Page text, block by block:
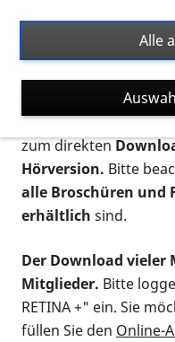
Ort. Nutzen Sie den
nach Flyern und
suchen. Die meisten
verschiedenen
postalischen
zum direkten
Hörversion. Bitte
alle Broschüren und
erhältlich sind.
Der Download vieler
Mitglieder. Bitte
RETINA +" ein. Sie
füllen Sie den Online-
Alle